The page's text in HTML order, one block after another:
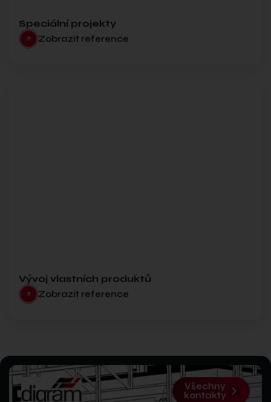
Speciální projekty
Zobrazit reference
Vývoj vlastních produktů
Zobrazit reference
Všechny
kontakty